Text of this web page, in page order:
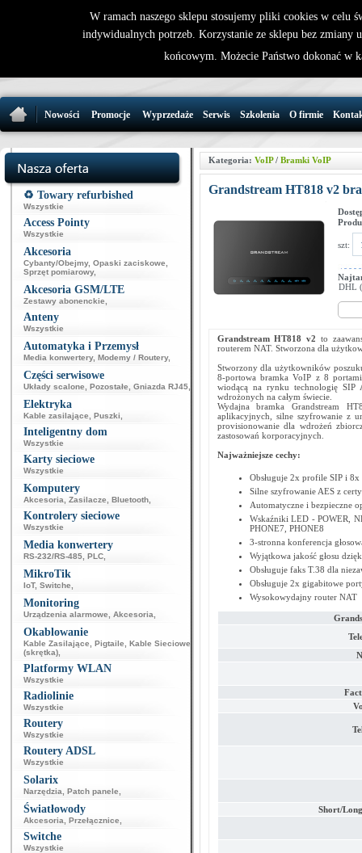
32 721 86
Nowości Promocje Wyprzedaże Serwis Szkolenia O firmie
♻️ Towary refurbished
Wszystkie
Access Pointy
Wszystkie
Akcesoria
Cybanty/Obejmy, Opaski zaciskowe
Sprzęt pomiarowy,
Akcesoria GSM/LTE
Zestawy abonenckie
Anteny
Wszystkie
Automatyka i Przemysł
Media konwertery, Modemy / Routery,
Części serwisowe
Układy scalone Pozostałe Gniazda RJ45
Elektryka
Kable zasilające Puszki
Inteligentny dom
Wszystkie
Karty sieciowe
Wszystkie
Komputery
Akcesoria Zasilacze Bluetooth
Kontrolery sieciowe
Wszystkie
Media konwertery
RS-232/RS-485 PLC
MikroTik
IoT, Switche
Monitoring
Urządzenia alarmowe Akcesoria
Okablowanie
Kable Zasilające Pigtaile
Kable Sieciowe
(skrętka)
Platformy WLAN
Wszystkie
Radiolinie
Wszystkie
Routery
Wszystkie
Routery ADSL
Wszystkie
Solarix
Narzędzia Patch panele
Światłowody
Akcesoria Przełącznice
Switche
Wszystkie
Kategoria: VoIP/ Bramki VoIP
Grandstream HT818 v2
szt:
DHL
Grandstream HT818 v2 to
routerem NAT. Stworzona dla
Stworzony dla użytkowników
8-portowa bramka VoIP z 8
wiodącą na rynku technologię SIP
wdrożonych na całym świecie.
Wydajna bramka Grandstream
aplikacyjnych, silne szyfrowanie z
provisionowanie dla wdrożeń
zastosowań korporacyjnych.
Najważniejsze cechy:
Obsługuje 2x profile SIP i
Silne szyfrowanie AES z
Automatyczne i bezpieczne
Wskaźniki LED - POWER,
PHONE7, PHONE8
3-stronna konferencja
Wyjątkowa jakość głosu
Obsługuje faks T.38 dla
Obsługuje 2x gigabitowe
Wysokowydajny router NAT
Short/
W ramach naszego sklepu stosujemy pliki cookies w celu
indywidualnych potrzeb. Korzystanie ze sklepu bez zmiany
końcowym. Możecie Państwo dokonać w